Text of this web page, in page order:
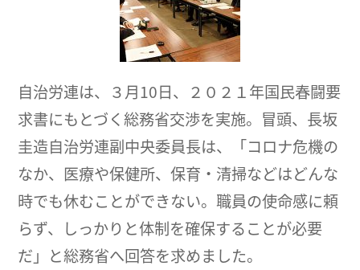
自治労連は、３月10日、２０２１年国民春闘要
求書にもとづく総務省交渉を実施。冒頭、長坂
圭造自治労連副中央委員長は、「コロナ危機の
なか、医療や保健所、保育・清掃などはどんな
時でも休むことができない。職員の使命感に頼
らず、しっかりと体制を確保することが必要
だ」と総務省へ回答を求めました。